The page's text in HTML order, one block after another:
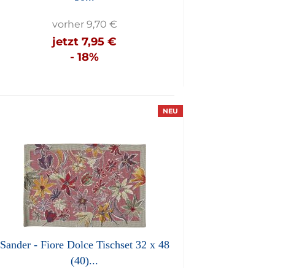
vorher 9,70 €
jetzt 7,95 €
- 18%
NEU
Sander - Fiore Dolce Tischset 32 x 48
(40)...